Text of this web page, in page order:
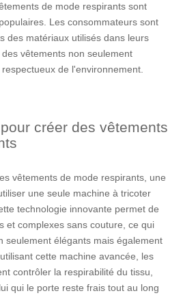
de mode respirants sont
Les consommateurs sont
des matériaux utilisés dans leurs
vêtements non seulement
de l'environnement.
créer des vêtements
vêtements de mode respirants, une
une seule machine à tricoter
technologie innovante permet de
et complexes sans couture, ce qui
seulement élégants mais également
cette machine avancée, les
contrôler la respirabilité du tissu,
qui le porte reste frais tout au long